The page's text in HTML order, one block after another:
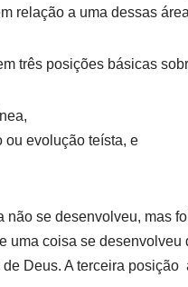
relação a uma dessas
três posições básicas
ou evolução teísta, e
não se desenvolveu, mas
uma coisa se
Deus. A terceira